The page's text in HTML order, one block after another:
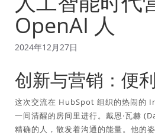
OpenAI 人
2024年12月27日
创新与营销：便利
这次交流在 HubSpot 组织的热闹的
一间清醒的房间里进行。戴恩·瓦赫
精确的人，散发着沟通的能量。他的